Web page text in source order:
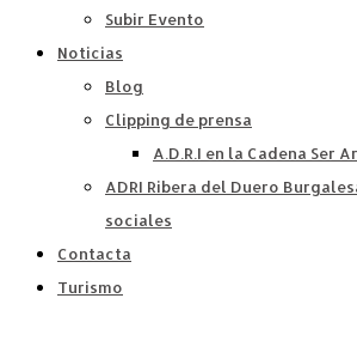
Subir Evento
Noticias
Blog
Clipping de prensa
A.D.R.I en la Cadena Ser
ADRI Ribera del Duero
sociales
Contacta
Turismo